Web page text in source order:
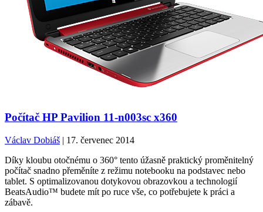
Počítač HP Pavilion 11-n003sc x360
Václav Dobiáš | 17. červenec 2014
Díky kloubu otočnému o 360° tento úžasně praktický proměnitelný
počítač snadno přeměníte z režimu notebooku na podstavec nebo
tablet. S optimalizovanou dotykovou obrazovkou a technologií
BeatsAudio™ budete mít po ruce vše, co potřebujete k práci a
zábavě.